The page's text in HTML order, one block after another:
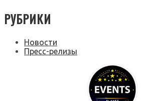
РУБРИКИ
Новости
Пресс-релизы